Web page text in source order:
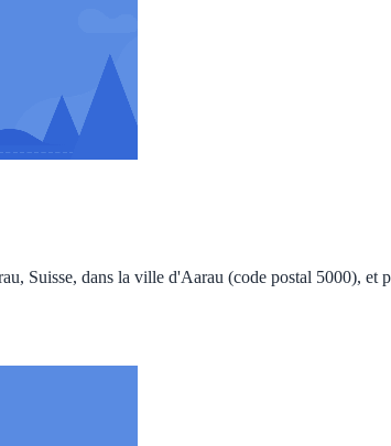
Suisse, dans la ville d'Aarau (code postal 5000),